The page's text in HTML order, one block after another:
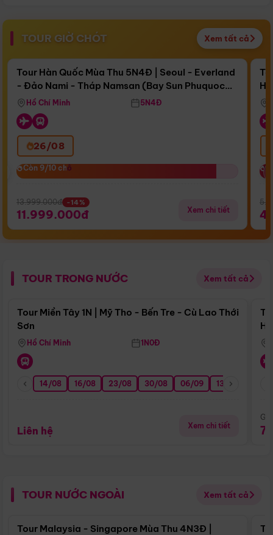
TOUR GIỜ CHÓT Xem tất cả
Còn17 ngày 03:06:32
Bay Sun Phuquoc Airways
Điểm nổi bật
Tour Hàn Quốc Mùa Thu 5N4Đ | Seoul - Everland
- Đảo Nami - Tháp Namsan (Bay Sun Phuquoc
Airways)
Hồ Chí Minh 5N4Đ
26/08
Còn 9/10 chỗ
Còn 9/10 chỗ
13.999.000đ -14%
11.999.000đ Xem chi tiết
TOUR TRONG NƯỚC Xem tất cả
Điểm nổi bật
Tour Miền Tây 1N | Mỹ Tho - Bến Tre - Cù Lao Thới
Sơn
Hồ Chí Minh 1N0Đ
14/08 16/08 23/08 30/08 06/09 13/09
Liên hệ Xem chi tiết
TOUR NƯỚC NGOÀI Xem tất cả
Điểm nổi bật
Tour Malaysia - Singapore Mùa Thu 4N3Đ |